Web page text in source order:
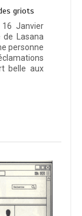
griots
Janvier
Lasana
personne
belle aux